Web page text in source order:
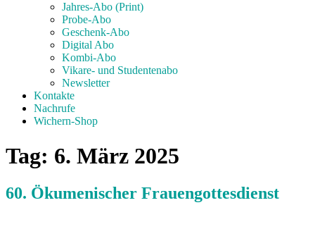
Jahres-Abo (Print)
Probe-Abo
Geschenk-Abo
Digital Abo
Kombi-Abo
Vikare- und Studentenabo
Newsletter
Kontakte
Nachrufe
Wichern-Shop
Tag: 6. März 2025
60. Ökumenischer Frauengottesdienst